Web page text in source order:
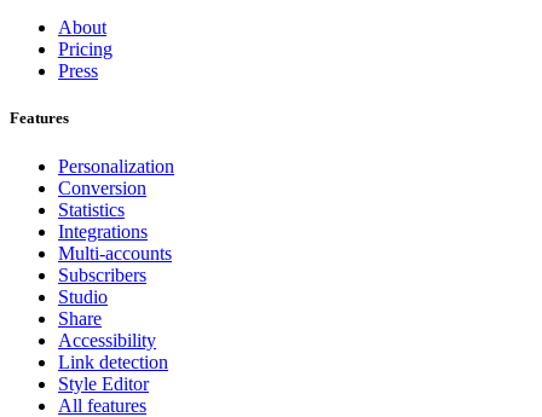
About
Pricing
Press
Features
Personalization
Conversion
Statistics
Integrations
Multi-accounts
Subscribers
Studio
Share
Accessibility
Link detection
Style Editor
All features